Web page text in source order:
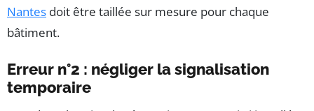
Nantes doit être taillée sur mesure pour chaque
bâtiment.
Erreur n°2 : négliger la signalisation
temporaire